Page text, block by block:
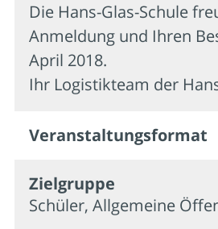
Die Hans-Glas-Schule
Anmeldung und Ihren
April 2018.
Ihr Logistikteam der
Veran­staltungs­format
Zielgruppe
Schüler, Allgemeine